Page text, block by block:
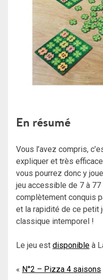
En résumé
Vous l’avez compris,
expliquer et très
vous pourrez donc y
jeu accessible de 7 à
complètement conquis
et la rapidité de ce petit
classique intemporel !
Le jeu est disponible à
Navigation
N°2 – Pizza 4 saisons